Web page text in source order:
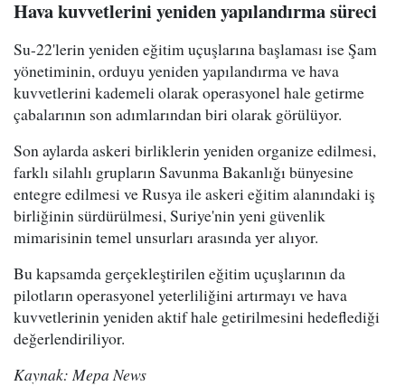
Hava kuvvetlerini yeniden yapılandırma süreci
Su-22'lerin yeniden eğitim uçuşlarına başlaması ise Şam
yönetiminin, orduyu yeniden yapılandırma ve hava
kuvvetlerini kademeli olarak operasyonel hale getirme
çabalarının son adımlarından biri olarak görülüyor.
Son aylarda askeri birliklerin yeniden organize edilmesi,
farklı silahlı grupların Savunma Bakanlığı bünyesine
entegre edilmesi ve Rusya ile askeri eğitim alanındaki iş
birliğinin sürdürülmesi, Suriye'nin yeni güvenlik
mimarisinin temel unsurları arasında yer alıyor.
Bu kapsamda gerçekleştirilen eğitim uçuşlarının da
pilotların operasyonel yeterliliğini artırmayı ve hava
kuvvetlerinin yeniden aktif hale getirilmesini hedeflediği
değerlendiriliyor.
Kaynak: Mepa News